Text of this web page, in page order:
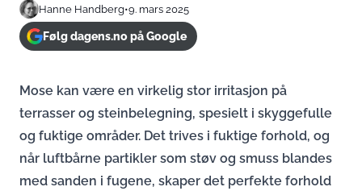
Hanne Handberg•9. mars 2025
Følg dagens.no på Google
Mose kan være en virkelig stor irritasjon på
terrasser og steinbelegning, spesielt i skyggefulle
og fuktige områder. Det trives i fuktige forhold, og
når luftbårne partikler som støv og smuss blandes
med sanden i fugene, skaper det perfekte forhold